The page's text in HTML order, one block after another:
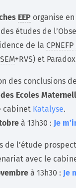
EEP organise
études de
de la CPNEFP
+RVS) et
des conclusions
Ecoles
cabinet Katalyse.
à 13h30 : Je
de l’étude
avec le
à 13h30 : Je